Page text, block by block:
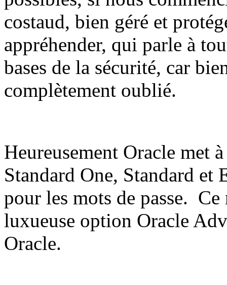
costaud, bien géré et
appréhender, qui parle à
bases de la sécurité, car
complètement oublié.
Heureusement Oracle met
Standard One, Standard et
pour les mots de passe. Ce
luxueuse option Oracle
Oracle.